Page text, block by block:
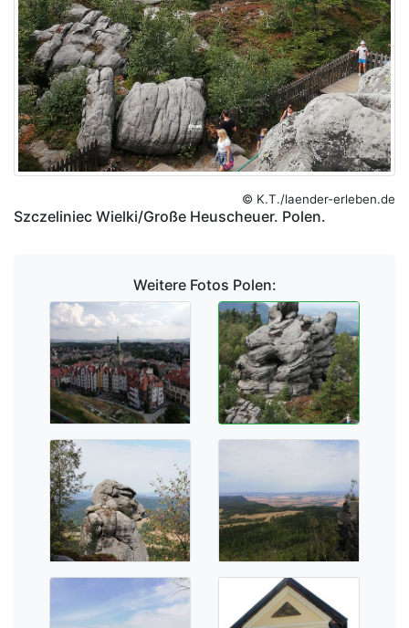
© K.T./laender-erleben.de
Szczeliniec Wielki/Große Heuscheuer. Polen.
Weitere Fotos Polen: